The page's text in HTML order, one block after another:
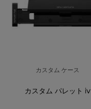
カスタム ケース
カスタム パレット iv